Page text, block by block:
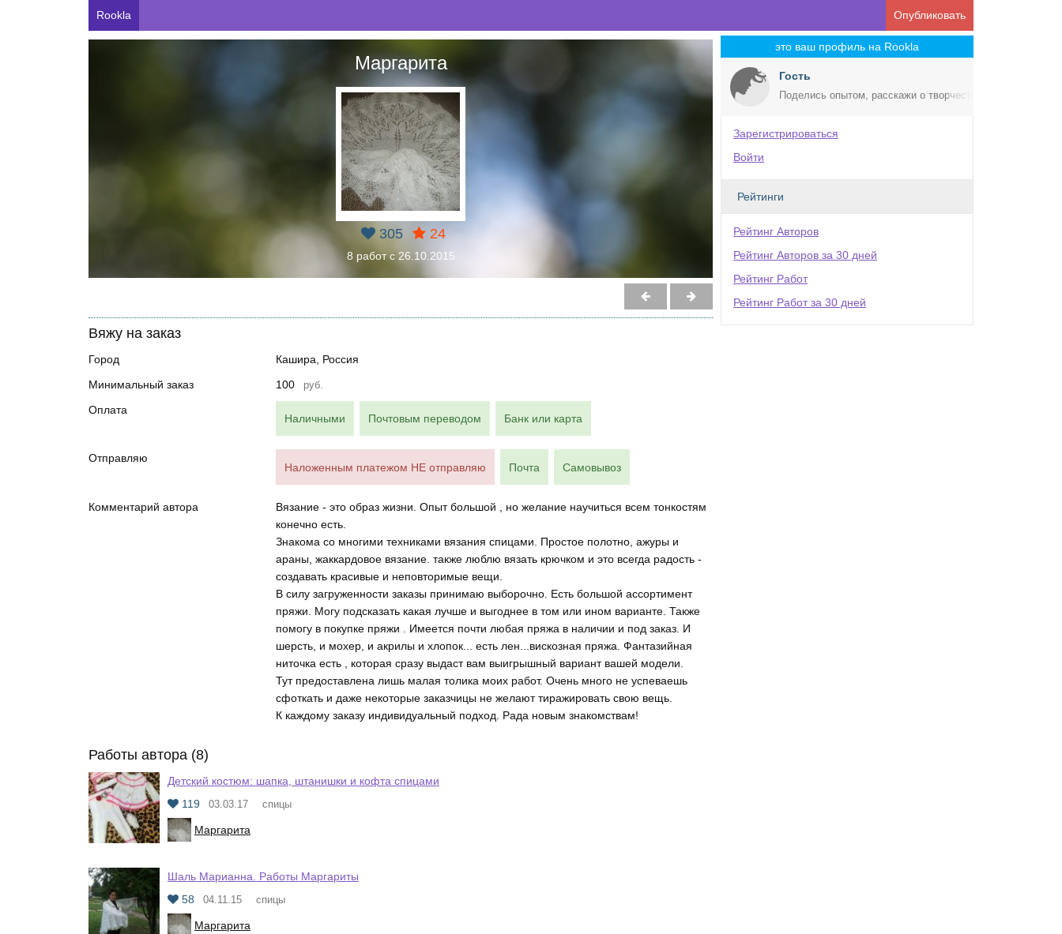
Rookla Опубликовать
Маргарита
305 24
8 работ с 26.10.2015
Вяжу на заказ
Город
Кашира, Россия
Минимальный заказ
100 руб.
Оплата
Наличными Почтовым переводом Банк или карта
Отправляю
Наложенным платежом НЕ отправляю Почта Самовывоз
Комментарий автора
Вязание - это образ жизни. Опыт большой , но желание научиться всем тонкостям
конечно есть.
Знакома со многими техниками вязания спицами. Простое полотно, ажуры и
араны, жаккардовое вязание. также люблю вязать крючком и это всегда радость -
создавать красивые и неповторимые вещи.
В силу загруженности заказы принимаю выборочно. Есть большой ассортимент
пряжи. Могу подсказать какая лучше и выгоднее в том или ином варианте. Также
помогу в покупке пряжи . Имеется почти любая пряжа в наличии и под заказ. И
шерсть, и мохер, и акрилы и хлопок... есть лен...вискозная пряжа. Фантазийная
ниточка есть , которая сразу выдаст вам выигрышный вариант вашей модели.
Тут предоставлена лишь малая толика моих работ. Очень много не успеваешь
сфоткать и даже некоторые заказчицы не желают тиражировать свою вещь.
К каждому заказу индивидуальный подход. Рада новым знакомствам!
Работы автора (8)
Детский костюм: шапка, штанишки и кофта спицами
119
03.03.17 спицы
Маргарита
Шаль Марианна. Работы Маргариты
58
04.11.15 спицы
Маргарита
это ваш профиль на Rookla
Гость
Поделись опытом, расскажи о творчестве!
Зарегистрироваться
Войти
Рейтинги
Рейтинг Авторов
Рейтинг Авторов за 30 дней
Рейтинг Работ
Рейтинг Работ за 30 дней